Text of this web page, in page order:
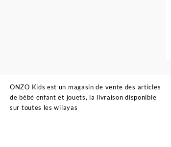
ONZO Kids est un magasin de vente des articles
de bébé enfant et jouets, la livraison disponible
sur toutes les wilayas